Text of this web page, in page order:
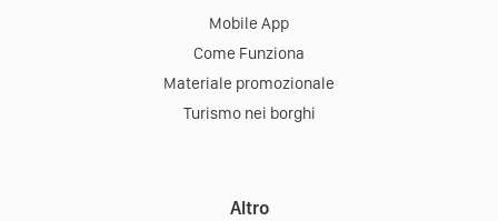
Mobile App
Come Funziona
Materiale promozionale
Turismo nei borghi
Altro